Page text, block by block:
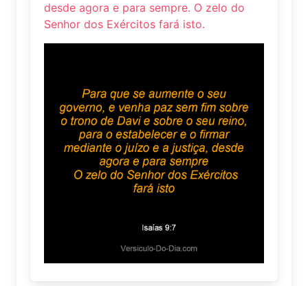
desde agora e para sempre. O zelo do
Senhor dos Exércitos fará isto.